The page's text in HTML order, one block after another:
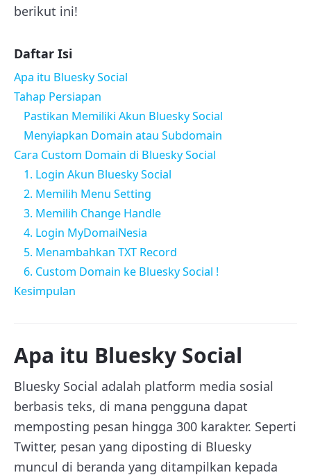
berikut ini!
Daftar Isi
Apa itu Bluesky Social
Tahap Persiapan
Pastikan Memiliki Akun Bluesky Social
Menyiapkan Domain atau Subdomain
Cara Custom Domain di Bluesky Social
1. Login Akun Bluesky Social
2. Memilih Menu Setting
3. Memilih Change Handle
4. Login MyDomaiNesia
5. Menambahkan TXT Record
6. Custom Domain ke Bluesky Social !
Kesimpulan
Apa itu Bluesky Social
Bluesky Social adalah platform media sosial
berbasis teks, di mana pengguna dapat
memposting pesan hingga 300 karakter. Seperti
Twitter, pesan yang diposting di Bluesky
muncul di beranda yang ditampilkan kepada